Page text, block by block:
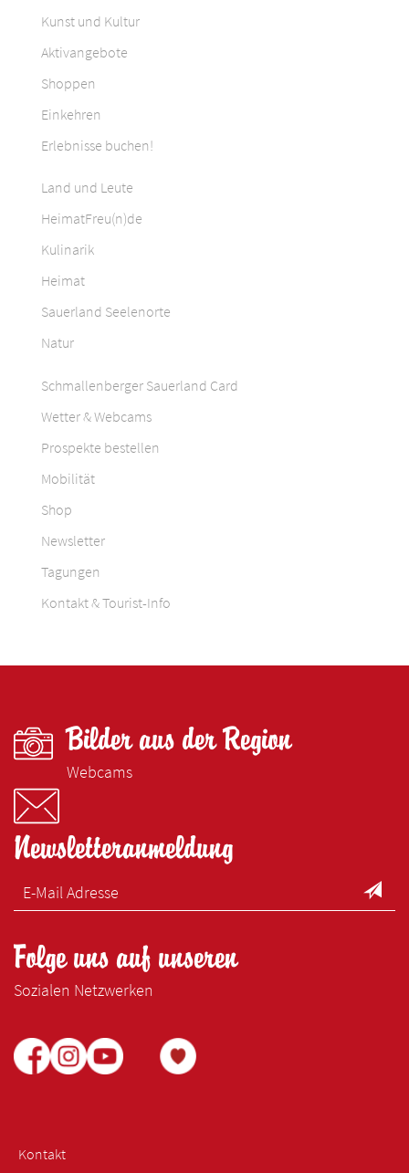
Kunst und Kultur
Aktivangebote
Shoppen
Einkehren
Erlebnisse buchen!
Land und Leute
HeimatFreu(n)de
Kulinarik
Heimat
Sauerland Seelenorte
Natur
Schmallenberger Sauerland Card
Wetter & Webcams
Prospekte bestellen
Mobilität
Shop
Newsletter
Tagungen
Kontakt & Tourist-Info
Bilder aus der Region
Webcams
Newsletteranmeldung
Folge uns auf unseren
Sozialen Netzwerken
Kontakt